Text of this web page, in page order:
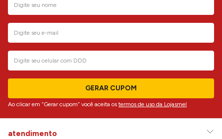
GERAR CUPOM
Ao clicar em “Gerar cupom” você aceita os termos de uso da Lojasmel
atendimento